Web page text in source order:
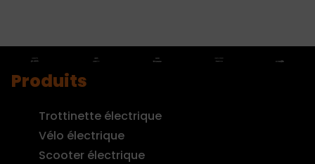
Produits
Trottinette électrique
Vélo électrique
Scooter électrique